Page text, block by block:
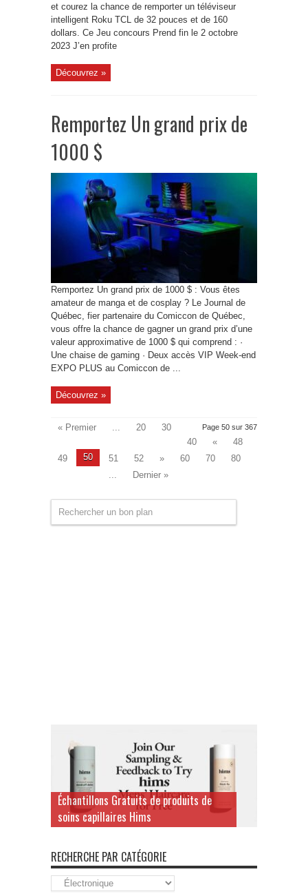
et courez la chance de remporter un téléviseur
intelligent Roku TCL de 32 pouces et de 160
dollars. Ce Jeu concours Prend fin le 2 octobre
2023 J’en profite
Découvrez »
Remportez Un grand prix de
1000 $
Remportez Un grand prix de 1000 $ : Vous êtes
amateur de manga et de cosplay ? Le Journal de
Québec, fier partenaire du Comiccon de Québec,
vous offre la chance de gagner un grand prix d’une
valeur approximative de 1000 $ qui comprend : ·
Une chaise de gaming · Deux accès VIP Week-end
EXPO PLUS au Comiccon de ...
Découvrez »
Page 50 sur 367
« Premier ... 20
30
40
«
48
49
50 51 52 » 60 70
80
...
Dernier »
Échantillons Gratuits de produits de
soins capillaires Hims
RECHERCHE PAR CATÉGORIE
Recherche
par